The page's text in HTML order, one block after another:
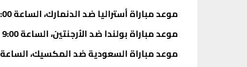
موعد مباراة أستراليا ضد الدنمارك، الساعة 5:00 مساءً بتوقيت مصر.
موعد مباراة بولندا ضد الأرجنتين، الساعة 9:00 مساءً بتوقيت مصر.
موعد مباراة السعودية ضد المكسيك، الساعة 9:00 مساءً بتوقيت مصر.